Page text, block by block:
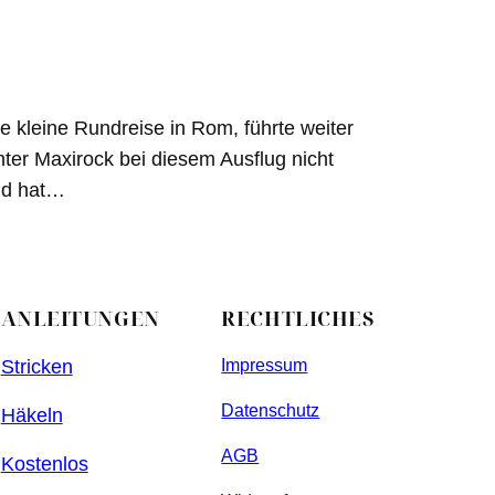
kleine Rundreise in Rom, führte weiter
Maxirock bei diesem Ausflug nicht
hat…
ANLEITUNGEN
Stricken
Häkeln
Kostenlos
RECHTLICHES
Impressum
Datenschutz
AGB